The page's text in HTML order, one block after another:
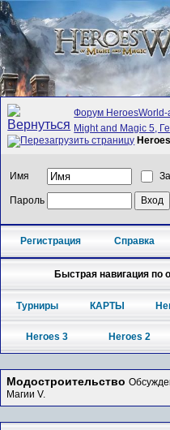
Форум HeroesWorld-
Might and Magic 5,
Имя
Пароль
Регистрация Справка
Быстрая навигация
Турниры КАРТЫ
Heroes 3 Heroes 2
Модостроительство
Магии V.